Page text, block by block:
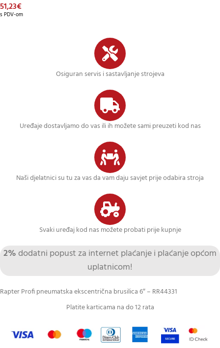
51,23€
s PDV-om
Osiguran servis i sastavljanje strojeva
Uređaje dostavljamo do vas ili ih možete sami preuzeti kod nas
Naši djelatnici su tu za vas da vam daju savjet prije odabira stroja
Svaki uređaj kod nas možete probati prije kupnje
2% dodatni popust za internet plaćanje i plaćanje općom
uplatnicom!
Rapter Profi pneumatska ekscentrična brusilica 6″ – RR44331
Platite karticama na do 12 rata